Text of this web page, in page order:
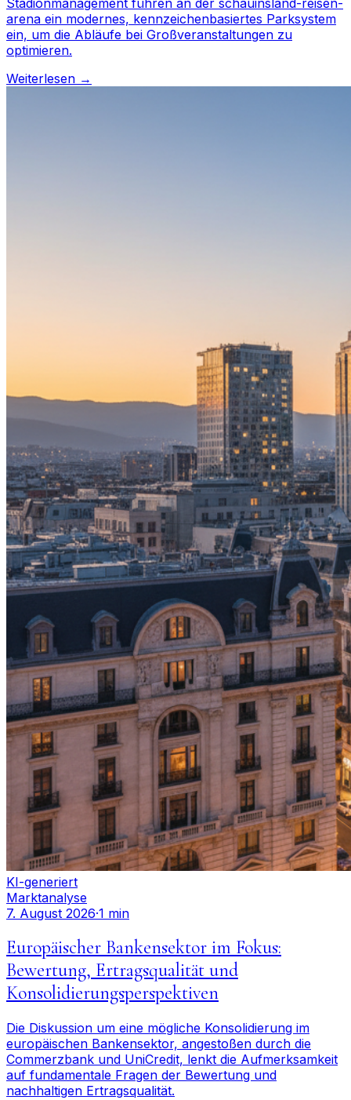
arena ein modernes, kennzeichenbasiertes Parksystem
ein, um die Abläufe bei Großveranstaltungen zu
optimieren.
Weiterlesen →
KI-generiert
Marktanalyse
7. August 2026·1 min
Europäischer Bankensektor im Fokus:
Bewertung, Ertragsqualität und
Konsolidierungsperspektiven
Die Diskussion um eine mögliche Konsolidierung im
europäischen Bankensektor, angestoßen durch die
Commerzbank und UniCredit, lenkt die Aufmerksamkeit
auf fundamentale Fragen der Bewertung und
nachhaltigen Ertragsqualität.